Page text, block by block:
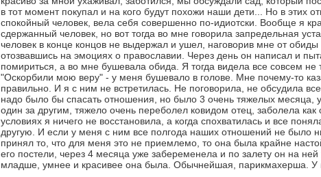
в тот момент покупал и на кого будут похожи наши дети... Но в этих
спокойный человек, вела себя совершенно по-идиотски. Вообще я
сдержанный человек, но вот тогда во мне говорила запредельная
человек в конце концов не выдержал и ушел, наговорив мне от обиды
отозвавшись на эмоциях о православии. Через день он написал и
помириться, а во мне бушевала обида. Я тогда видела все совсем не
"Оскорбили мою веру" - у меня бушевало в голове. Мне почему-то
правильно. И я с ним не встретилась. Не поговорила, не обсудила
надо было бы спасать отношения, но было 3 очень тяжелых месяца,
один за другим, тяжело очень переболел ковидом отец, заболела как
условиях я ничего не восстановила, а когда спохватилась и все
другую. И если у меня с ним все полгода наших отношений не было
принял то, что для меня это не приемлемо, то она была крайне
его постели, через 4 месяца уже забеременела и по залету он на
младше, умнее и красивее она была. Обычнейшая, парикмахерша. У